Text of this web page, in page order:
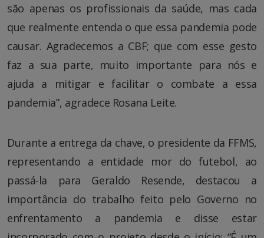
são apenas os profissionais da saúde, mas cada
que realmente entenda o que essa pandemia pode
causar. Agradecemos a CBF; que com esse gesto
faz a sua parte, muito importante para nós e
ajuda a mitigar e facilitar o combate a essa
pandemia”, agradece Rosana Leite.
Durante a entrega da chave, o presidente da FFMS,
representando a entidade mor do futebol, ao
passá-la para Geraldo Resende, destacou a
importância do trabalho feito pelo Governo no
enfrentamento a pandemia e disse estar